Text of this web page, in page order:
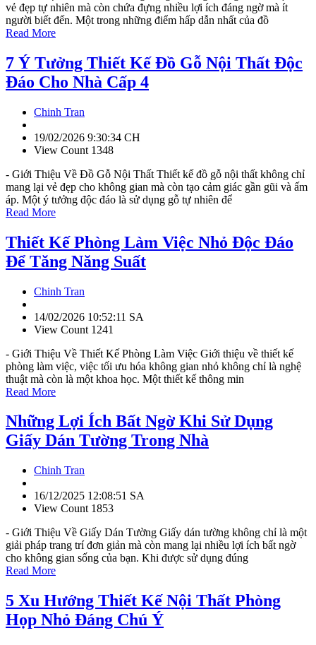
vẻ đẹp tự nhiên mà còn chứa đựng nhiều lợi ích đáng ngờ mà ít
người biết đến. Một trong những điểm hấp dẫn nhất của đồ
Read More
7 Ý Tưởng Thiết Kế Đồ Gỗ Nội Thất Độc
Đáo Cho Nhà Cấp 4
Chinh Tran
19/02/2026 9:30:34 CH
View Count 1348
- Giới Thiệu Về Đồ Gỗ Nội Thất Thiết kế đồ gỗ nội thất không chỉ
mang lại vẻ đẹp cho không gian mà còn tạo cảm giác gần gũi và ấm
áp. Một ý tưởng độc đáo là sử dụng gỗ tự nhiên để
Read More
Thiết Kế Phòng Làm Việc Nhỏ Độc Đáo
Để Tăng Năng Suất
Chinh Tran
14/02/2026 10:52:11 SA
View Count 1241
- Giới Thiệu Về Thiết Kế Phòng Làm Việc Giới thiệu về thiết kế
phòng làm việc, việc tối ưu hóa không gian nhỏ không chỉ là nghệ
thuật mà còn là một khoa học. Một thiết kế thông min
Read More
Những Lợi Ích Bất Ngờ Khi Sử Dụng
Giấy Dán Tường Trong Nhà
Chinh Tran
16/12/2025 12:08:51 SA
View Count 1853
- Giới Thiệu Về Giấy Dán Tường Giấy dán tường không chỉ là một
giải pháp trang trí đơn giản mà còn mang lại nhiều lợi ích bất ngờ
cho không gian sống của bạn. Khi được sử dụng đúng
Read More
5 Xu Hướng Thiết Kế Nội Thất Phòng
Họp Nhỏ Đáng Chú Ý